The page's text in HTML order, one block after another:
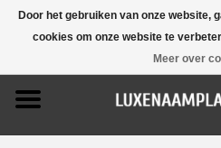
Home
Promoties
Door het gebruiken van onze website,
cookies om onze website te
Meer over